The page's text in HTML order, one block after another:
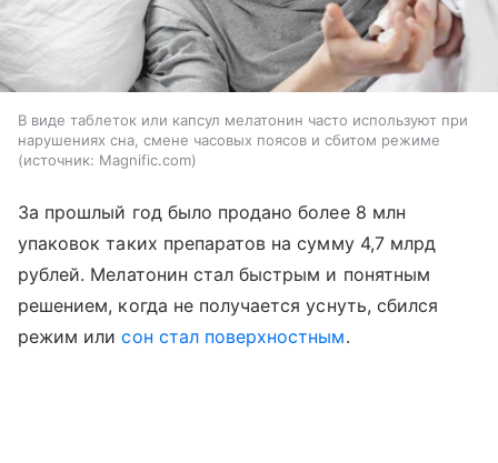
В виде таблеток или капсул мелатонин часто используют при
нарушениях сна, смене часовых поясов и сбитом режиме
источник: Magnific.com
За прошлый год было продано более 8 млн
упаковок таких препаратов на сумму 4,7 млрд
рублей. Мелатонин стал быстрым и понятным
решением, когда не получается уснуть, сбился
режим илисон стал поверхностным.